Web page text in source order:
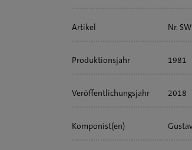
Artikel Nr.
Produktionsjahr 1981
Veröffentlichungs­jahr 2018
Komponist(en)